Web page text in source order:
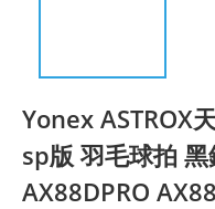
Yonex ASTROX
sp版 羽毛球拍
AX88DPRO